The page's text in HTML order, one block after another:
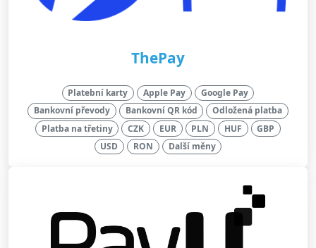
ThePay
Platební karty Apple Pay
Google Pay
Bankovní převody
Bankovní QR kód
Odložená platba
Platba na třetiny
CZK EUR PLN HUF
GBP
USD
RON Další měny